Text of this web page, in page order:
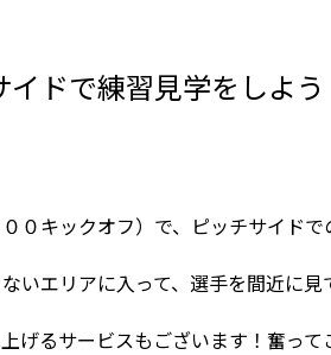
ドで練習見学をしよ
０キックオフ）で、ピッチサイド
いエリアに入って、選手を間近に
るサービスもございます！奮って